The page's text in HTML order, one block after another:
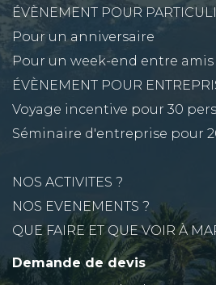
ÉVÈNEMENT POUR
Pour un anniversaire
Pour un week-end entre amis
ÉVÈNEMENT POUR
Voyage incentive pour 30
Séminaire d'entreprise pour
NOS ACTIVITES ?
NOS EVENEMENTS ?
QUE FAIRE ET QUE VOIR À
Demande de devis